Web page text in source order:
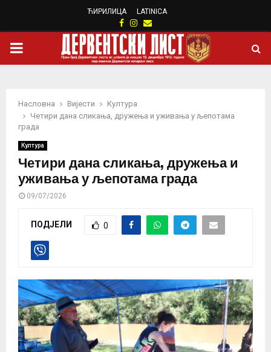
ЋИРИЛИЦА LATINICA
Facebook
Instagram
Email
PRIMARY
Насловна Вијести
Култура
Четири дана сликања, дружења и уживања у љепотама
града
Култура
Четири дана сликања, дружења и
уживања у љепотама града
09/07/2026
ПОДЈЕЛИ 0